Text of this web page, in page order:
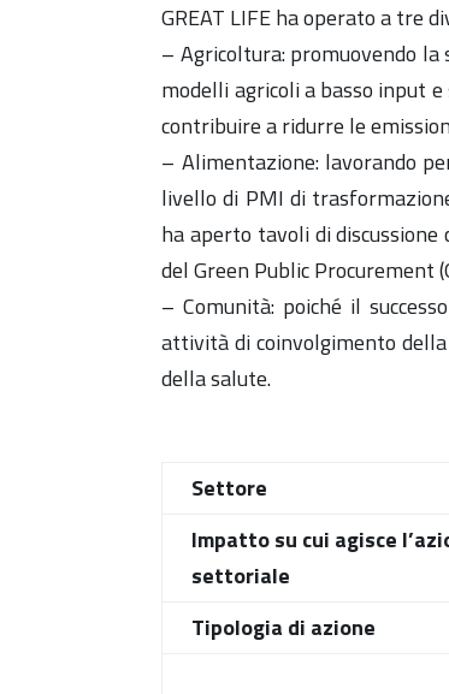
GREAT LIFE ha operato a tre
– Agricoltura: promuovendo la
modelli agricoli a basso input
contribuire a ridurre le
– Alimentazione: lavorando
livello di PMI di
ha aperto tavoli di
del Green Public Procurement
– Comunità: poiché il
attività di coinvolgimento
della salute.
Settore
Impatto su cui agisce
settoriale
Tipologia di azione